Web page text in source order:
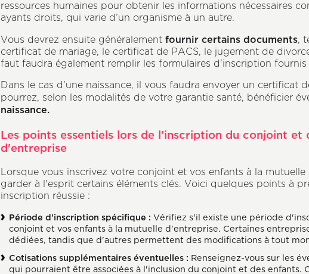
ressources humaines pour obtenir les informations nécessaires
ayants droits, qui varie d’un organisme à un autre.
Vous devrez ensuite généralementfournir certains documents,
certificat de mariage, le certificat de PACS, le jugement de
faut faudra également remplir les formulaires d'inscription
Dans le cas d’une naissance, il vous faudra envoyer un certificat
pourrez, selon les modalités de votre garantie santé, bénéficier
naissance.
Les points essentiels lors de l'inscription du conjoint et
d'entreprise
Lorsque vous inscrivez votre conjoint et vos enfants à la
garder à l'esprit certains éléments clés. Voici quelques points à
inscription réussie :
Période d'inscription spécifique : Vérifiez s'il existe une période
conjoint et vos enfants à la mutuelle d'entreprise. Certaines
dédiées, tandis que d'autres permettent des modifications à tout
Cotisations supplémentaires éventuelles : Renseignez-vous sur les
qui pourraient être associées à l'inclusion du conjoint et des enfants.